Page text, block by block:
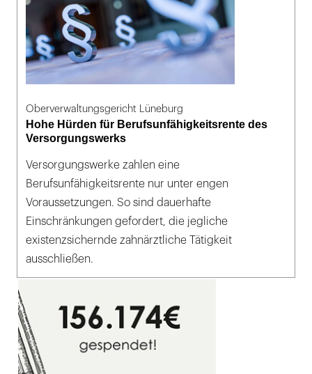
Oberverwaltungsgericht Lüneburg
Hohe Hürden für Berufsunfähigkeitsrente des
Versorgungswerks
Versorgungswerke zahlen eine
Berufsunfähigkeitsrente nur unter engen
Voraussetzungen. So sind dauerhafte
Einschränkungen gefordert, die jegliche
existenzsichernde zahnärztliche Tätigkeit
ausschließen.